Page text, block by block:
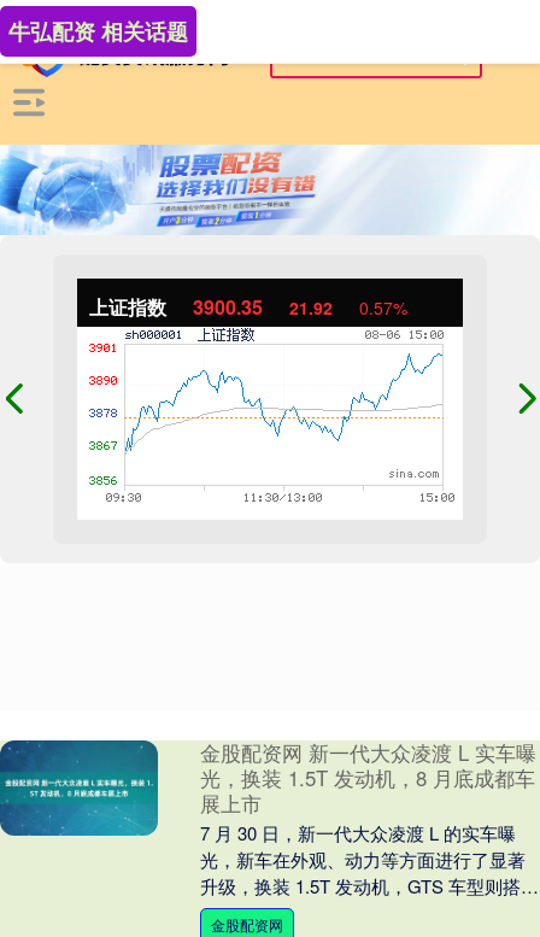
上证指数 3900.35 21.92 0.57%
牛弘配资 相关话题
金股配资网 新一代大众凌渡 L 实车曝
光，换装 1.5T 发动机，8 月底成都车
展上市
7 月 30 日，新一代大众凌渡 L 的实车曝
光，新车在外观、动力等方面进行了显著
升级，换装 1.5T 发动机，GTS 车型则搭载
2.0T 发动机。据悉，新车....
金股配资网